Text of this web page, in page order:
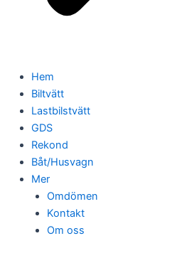
Hem
Biltvätt
Lastbilstvätt
GDS
Rekond
Båt/Husvagn
Mer
Omdömen
Kontakt
Om oss